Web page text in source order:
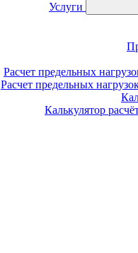
Услуги
Расчет предельных
Расчет предельных
Калькулятор